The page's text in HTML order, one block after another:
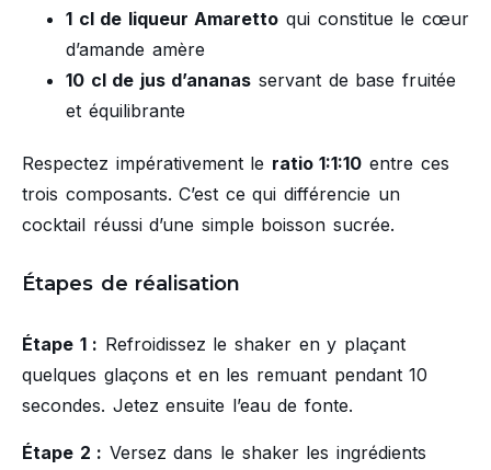
1 cl de liqueur Amaretto qui constitue le cœur
d’amande amère
10 cl de jus d’ananas servant de base fruitée
et équilibrante
Respectez impérativement le ratio 1:1:10 entre ces
trois composants. C’est ce qui différencie un
cocktail réussi d’une simple boisson sucrée.
Étapes de réalisation
Étape 1 : Refroidissez le shaker en y plaçant
quelques glaçons et en les remuant pendant 10
secondes. Jetez ensuite l’eau de fonte.
Étape 2 : Versez dans le shaker les ingrédients